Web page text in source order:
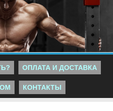
ОПЛАТА И ДОСТАВКА
КОНТАКТЫ